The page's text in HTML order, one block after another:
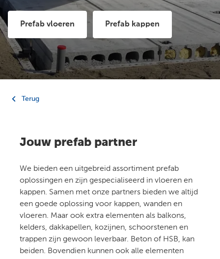
Prefab vloeren Prefab kappen
Terug
Jouw prefab partner
We bieden een uitgebreid assortiment prefab
oplossingen en zijn gespecialiseerd in vloeren en
kappen. Samen met onze partners bieden we altijd
een goede oplossing voor kappen, wanden en
vloeren. Maar ook extra elementen als balkons,
kelders, dakkapellen, kozijnen, schoorstenen en
trappen zijn gewoon leverbaar. Beton of HSB, kan
beiden. Bovendien kunnen ook alle elementen